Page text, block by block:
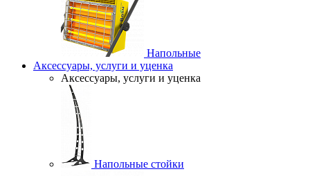
Напольные
Аксессуары, услуги и уценка
Аксессуары, услуги и уценка
Напольные стойки